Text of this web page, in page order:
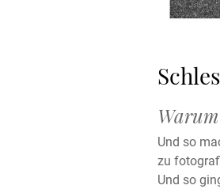
Und so
zu
Und so